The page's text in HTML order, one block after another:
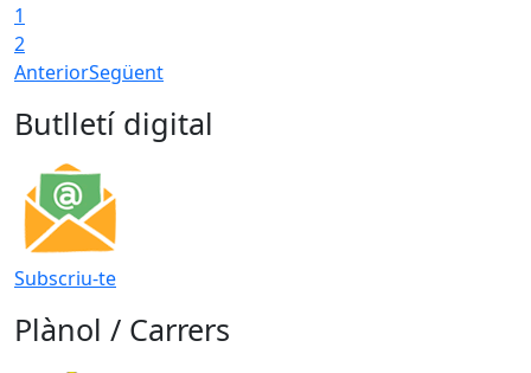
1
2
AnteriorSegüent
Butlletí digital
Subscriu-te
Plànol / Carrers